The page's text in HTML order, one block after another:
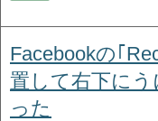
Facebookの｢
置して右下に
った